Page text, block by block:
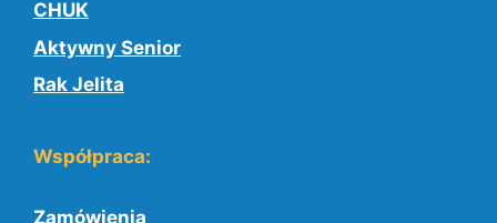
CHUK
Aktywny Senior
Rak Jelita
Współpraca:
Zamówienia